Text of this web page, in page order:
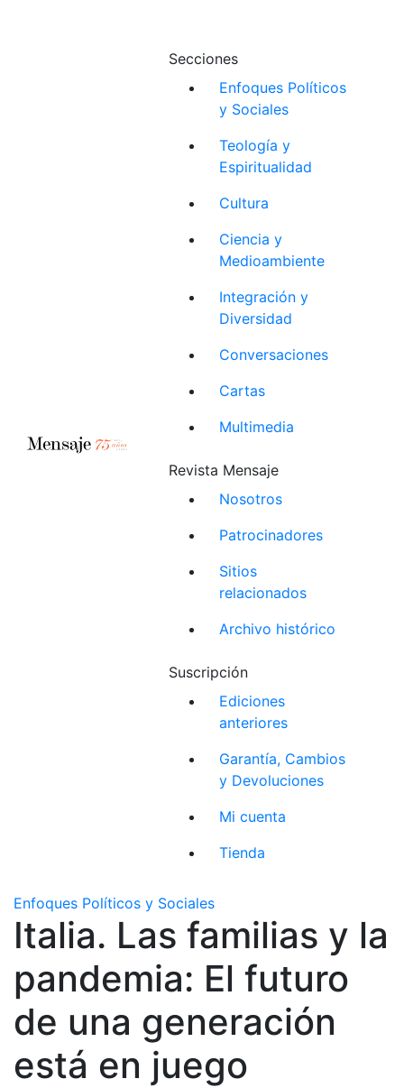
Secciones
Enfoques Políticos
y Sociales
Teología y
Espiritualidad
Cultura
Ciencia y
Medioambiente
Integración y
Diversidad
Conversaciones
Cartas
Multimedia
Revista Mensaje
Nosotros
Patrocinadores
Sitios
relacionados
Archivo histórico
Suscripción
Ediciones
anteriores
Garantía, Cambios
y Devoluciones
Mi cuenta
Tienda
Enfoques Políticos y Sociales
Italia. Las familias y la
pandemia: El futuro
de una generación
está en juego